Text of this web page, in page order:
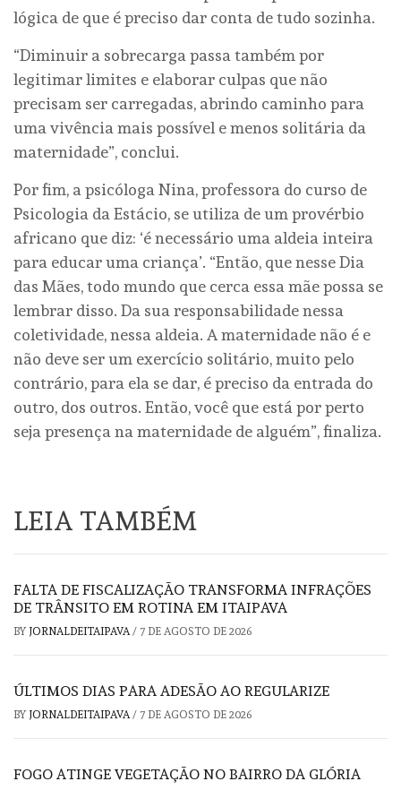
lógica de que é preciso dar conta de tudo sozinha.
“Diminuir a sobrecarga passa também por
legitimar limites e elaborar culpas que não
precisam ser carregadas, abrindo caminho para
uma vivência mais possível e menos solitária da
maternidade”, conclui.
Por fim, a psicóloga Nina, professora do curso de
Psicologia da Estácio, se utiliza de um provérbio
africano que diz: ‘é necessário uma aldeia inteira
para educar uma criança’. “Então, que nesse Dia
das Mães, todo mundo que cerca essa mãe possa se
lembrar disso. Da sua responsabilidade nessa
coletividade, nessa aldeia. A maternidade não é e
não deve ser um exercício solitário, muito pelo
contrário, para ela se dar, é preciso da entrada do
outro, dos outros. Então, você que está por perto
seja presença na maternidade de alguém”, finaliza.
LEIA TAMBÉM
FALTA DE FISCALIZAÇÃO TRANSFORMA INFRAÇÕES
DE TRÂNSITO EM ROTINA EM ITAIPAVA
BY JORNALDEITAIPAVA / 7 DE AGOSTO DE 2026
ÚLTIMOS DIAS PARA ADESÃO AO REGULARIZE
BY JORNALDEITAIPAVA / 7 DE AGOSTO DE 2026
FOGO ATINGE VEGETAÇÃO NO BAIRRO DA GLÓRIA